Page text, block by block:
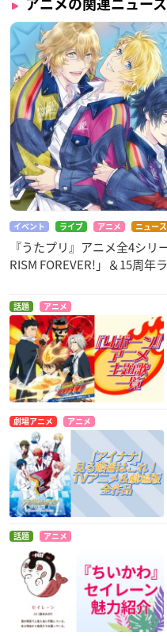
アニメの関連ニュー
イベント ライブ アニメ ニュース
『うたプリ』アニメ全4シ
RISM FOREVER!」＆15周年
話題 アニメ
劇場アニメ アニメ
話題 アニメ